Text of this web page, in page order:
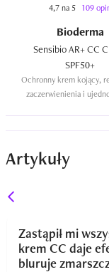
4,7 na 5 109
Bioderma
Sensibio AR+ CC
Ochronny krem kojący,
zaczerwienienia i
Artykuły
Zastąpił mi
krem CC daje
bluruje